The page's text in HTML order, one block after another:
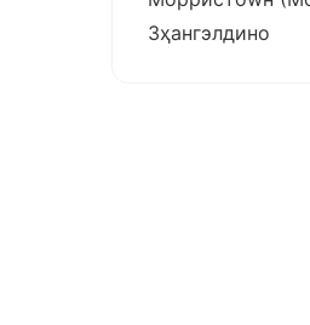
Зҳангэлдино